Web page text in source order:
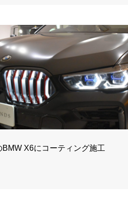
BMW X6にコーティング施工